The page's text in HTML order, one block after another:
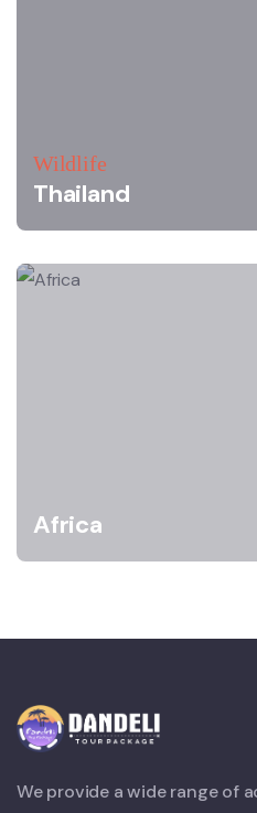
Wildlife
Thailand
Africa
We provide a wide range of